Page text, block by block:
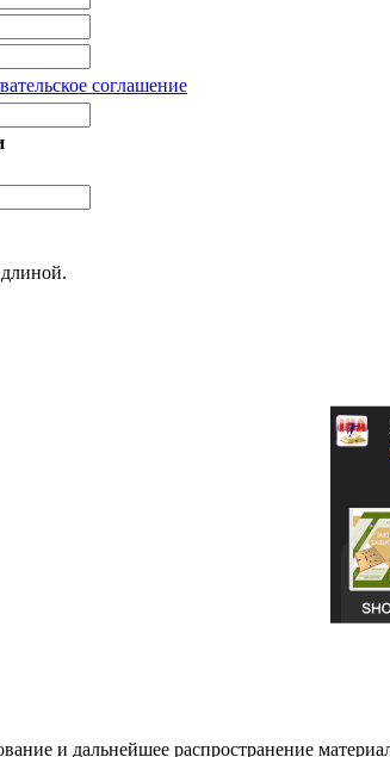
соглашение
и дальнейшее распространение